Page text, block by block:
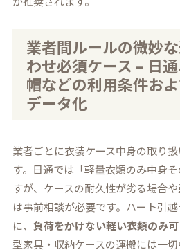
業者間ルールの微妙
わせ必須ケース – 日
帽などの利用条件お
データ化
業者ごとに衣装ケース中身の取り
す。日通では「軽量衣類のみ中身
すが、ケースの耐久性が劣る場合
は事前相談が必要です。ハート引
に、負荷をかけない軽い衣類のみ可
型家具・収納ケースの運搬には一